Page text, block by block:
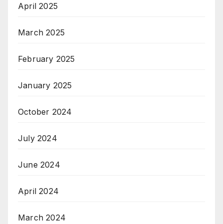
April 2025
March 2025
February 2025
January 2025
October 2024
July 2024
June 2024
April 2024
March 2024